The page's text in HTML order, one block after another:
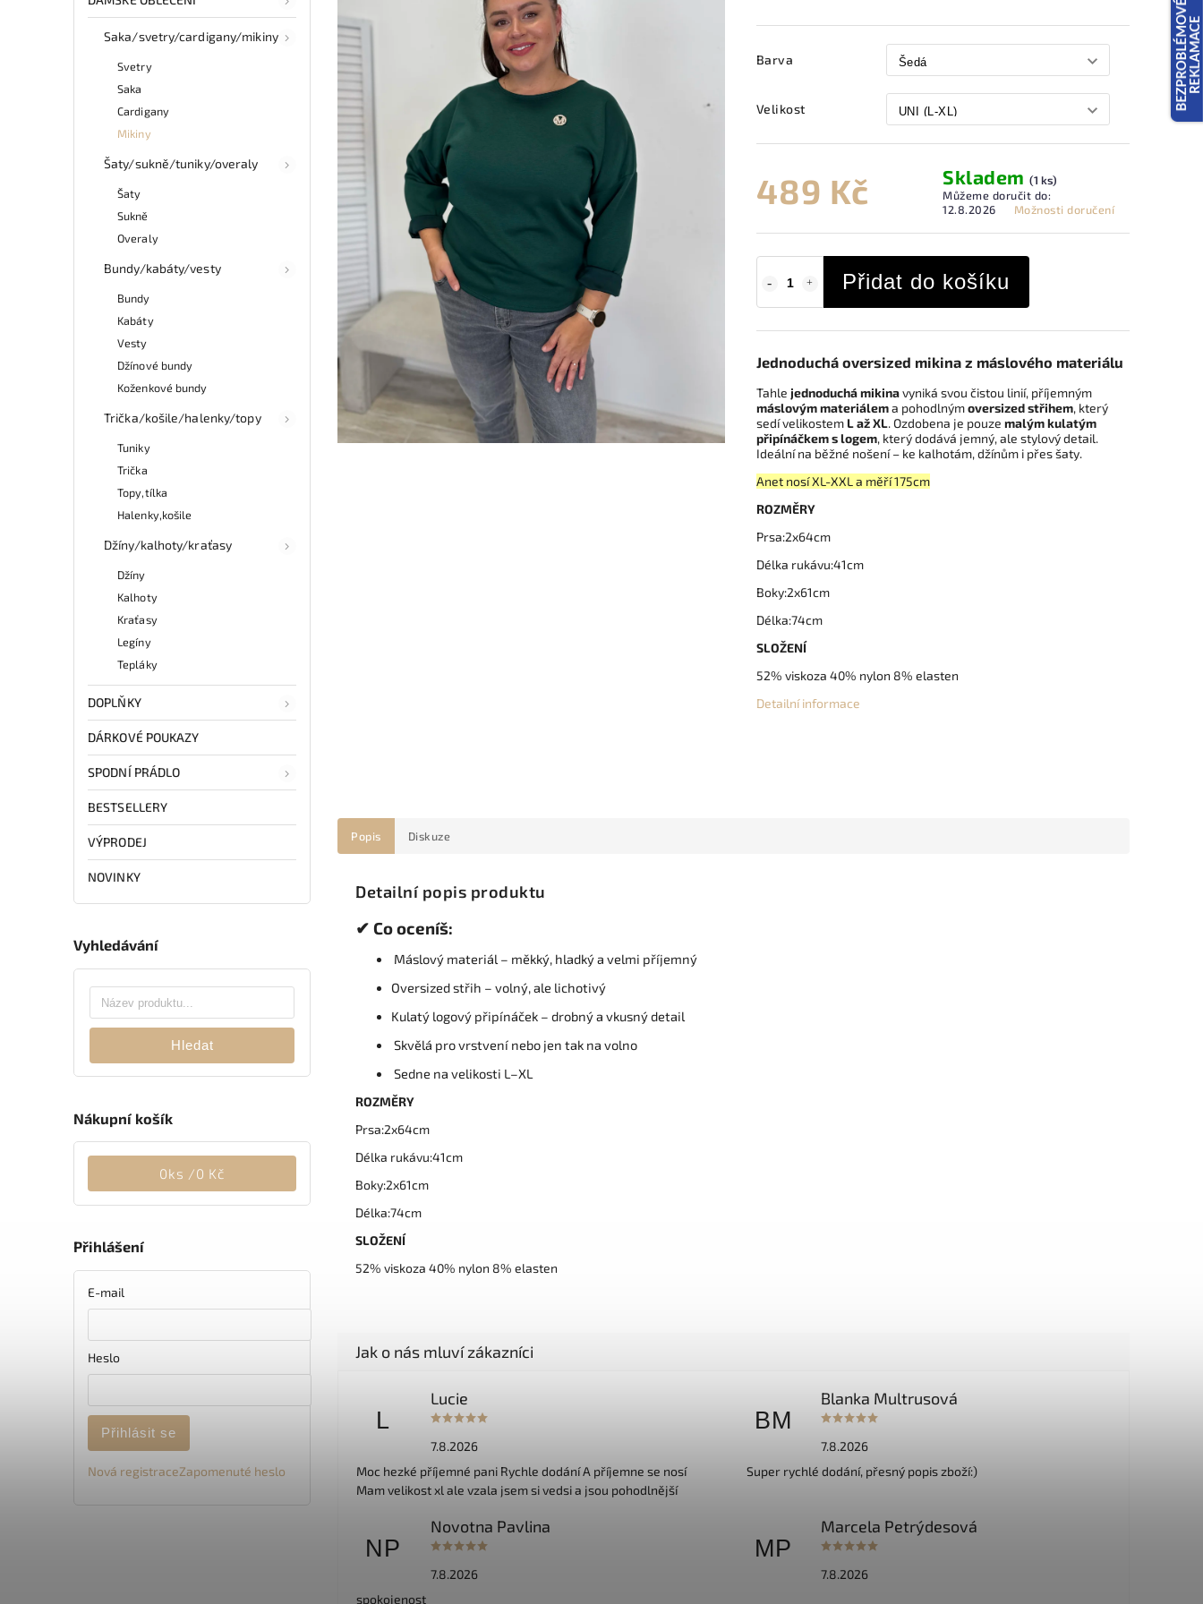
Saka/svetry/cardigany/mikiny
Svetry
Saka
Cardigany
Mikiny
Šaty/sukně/tuniky/overaly
Šaty
Sukně
Overaly
Bundy/kabáty/vesty
Bundy
Kabáty
Vesty
Džínové bundy
Koženkové bundy
Trička/košile/halenky/topy
Tuniky
Trička
Topy,tílka
Halenky,košile
Džíny/kalhoty/kraťasy
Džíny
Kalhoty
Kraťasy
Legíny
Tepláky
DOPLŇKY
DÁRKOVÉ POUKAZY
SPODNÍ PRÁDLO
BESTSELLERY
VÝPRODEJ
NOVINKY
Vyhledávání
Hledat
Nákupní košík
0ks /0 Kč
Přihlášení
E-mail
Heslo
Přihlásit se
Nová registraceZapomenuté heslo
Barva
Velikost
489 Kč Skladem(1 ks)
Můžeme doručit do:
12.8.2026
Možnosti doručení
Přidat do košíku
Jednoduchá oversized mikina z máslového materiálu
Tahle jednoduchá mikinavyniká svou čistou linií, příjemným
máslovým materiálema pohodlnýmoversized střihem, který
sedí velikostem L až XL. Ozdobena je pouze malým kulatým
připínáčkem s logem, který dodává jemný, ale stylový detail.
Ideální na běžné nošení – ke kalhotám, džínům i přes šaty.
Anet nosí XL-XXL a měří 175cm
ROZMĚRY
Prsa:2x64cm
Délka rukávu:41cm
Boky:2x61cm
Délka:74cm
SLOŽENÍ
52% viskoza 40% nylon 8% elasten
Detailní informace
Popis Diskuze
Detailní popis produktu
✔ Co oceníš:
Máslový materiál – měkký, hladký a velmi příjemný
Oversized střih – volný, ale lichotivý
Kulatý logový připínáček – drobný a vkusný detail
Skvělá pro vrstvení nebo jen tak na volno
Sedne na velikosti L–XL
ROZMĚRY
Prsa:2x64cm
Délka rukávu:41cm
Boky:2x61cm
Délka:74cm
SLOŽENÍ
52% viskoza 40% nylon 8% elasten
L
Lucie
7.8.2026
Moc hezké příjemné pani Rychle dodání A příjemne se nosí
Mam velikost xl ale vzala jsem si vedsi a jsou pohodlnější
BM
Blanka Multrusová
7.8.2026
Super rychlé dodání, přesný popis zboží:)
NP
Novotna Pavlina
7.8.2026
spokojenost
MP
Marcela Petrýdesová
7.8.2026